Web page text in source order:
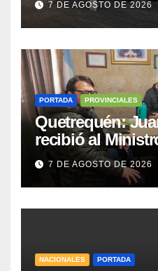
de semana
7 DE AGOSTO DE 2026
PORTADA PROVINCIALES
Quetrequén:
recibió al
Públicas y al
Vialidad para
Villa Huidobro
7 DE AGOSTO DE 2026
NACIONALES PORTADA